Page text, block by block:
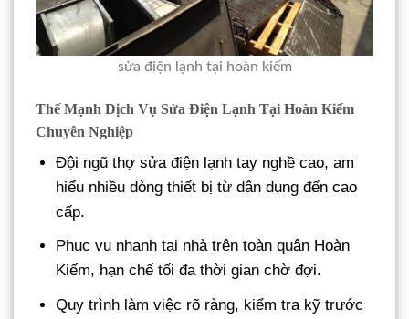
sửa điện lạnh tại hoàn kiếm
Thế Mạnh Dịch Vụ Sửa Điện Lạnh Tại Hoàn Kiếm
Chuyên Nghiệp
Đội ngũ thợ sửa điện lạnh tay nghề cao, am
hiểu nhiều dòng thiết bị từ dân dụng đến cao
cấp.
Phục vụ nhanh tại nhà trên toàn quận Hoàn
Kiếm, hạn chế tối đa thời gian chờ đợi.
Quy trình làm việc rõ ràng, kiểm tra kỹ trước